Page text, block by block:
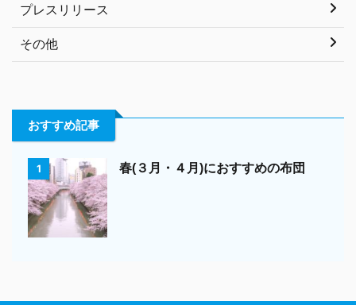
プレスリリース
その他
おすすめ記事
1 春(３月・４月)におすすめの布団